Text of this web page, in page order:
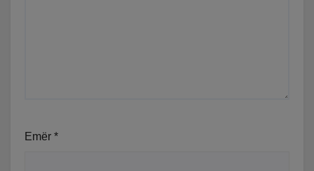
Emër *